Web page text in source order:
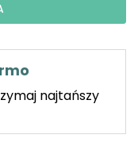
najtańszy